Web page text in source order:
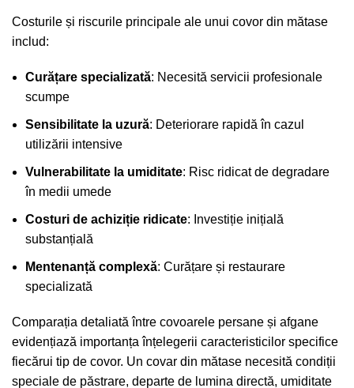
Costurile și riscurile principale ale unui covor din mătase
includ:
Curățare specializată: Necesită servicii profesionale
scumpe
Sensibilitate la uzură: Deteriorare rapidă în cazul
utilizării intensive
Vulnerabilitate la umiditate: Risc ridicat de degradare
în medii umede
Costuri de achiziție ridicate: Investiție inițială
substanțială
Mentenanță complexă: Curățare și restaurare
specializată
Comparația detaliată între covoarele persane și afgane
evidențiază importanța înțelegerii caracteristicilor specifice
fiecărui tip de covor. Un covar din mătase necesită condiții
speciale de păstrare, departe de lumina directă, umiditate